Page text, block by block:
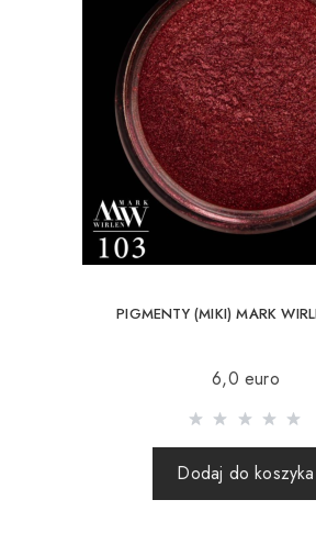
PIGMENTY (MIKI) MARK
6,0 euro
Dodaj do koszyka